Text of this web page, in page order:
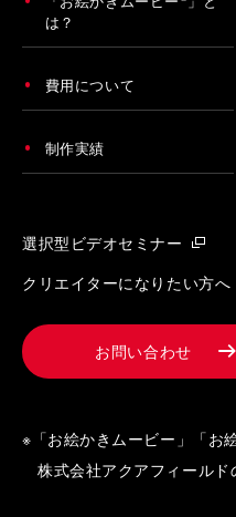
は？
費用について
制作実績
選択型ビデオセミナー
クリエイターになりたい方へ
お問い合わせ
※「お絵かきムービー」「お
株式会社アクアフィールド